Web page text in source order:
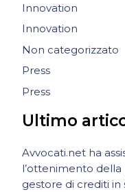
Innovation
Innovation
Non categorizzato
Press
Press
Ultimo
Avvocati.net ha
l’ottenimento
gestore di crediti in